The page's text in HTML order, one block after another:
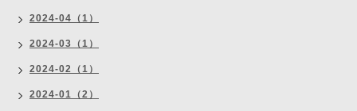
2024-04（1）
2024-03（1）
2024-02（1）
2024-01（2）